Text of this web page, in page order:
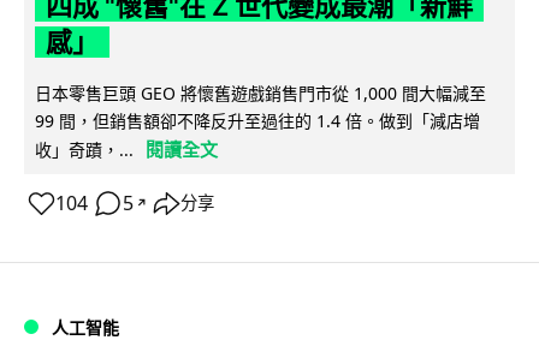
感」
日本零售巨頭 GEO 將懷舊遊戲銷售門市從 1,000 間大幅減至
99 間，但銷售額卻不降反升至過往的 1.4 倍。做到「減店增
收」奇蹟，...
閱讀全文
104 5 ↗ 分享
人工智能